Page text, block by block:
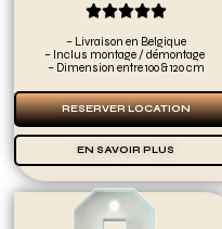

– Livraison en Belgique
– Inclus montage / démontage
– Dimension entre 100 & 120 cm
RESERVER LOCATION
EN SAVOIR PLUS